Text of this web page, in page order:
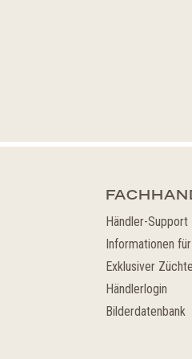
Händler-Support
Informationen
Exklusiver
Händlerlogin
Bilderdatenbank